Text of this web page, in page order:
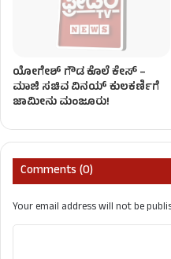
ಯೋಗೇಶ್ ಗೌಡ ಕೊಲೆ ಕೇಸ್ –
ಮಾಜಿ ಸಚಿವ ವಿನಯ್ ಕುಲಕರ್ಣಿಗೆ
ಜಾಮೀನು ಮಂಜೂರು!
Comments (0)
Your email address will not be